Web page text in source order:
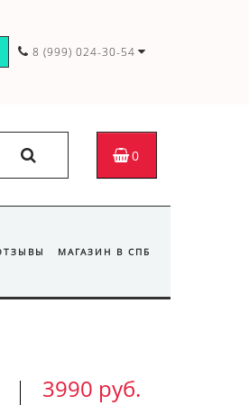
8 (999) 024-30-54
0
МАГАЗИН В СПБ
3990 руб.